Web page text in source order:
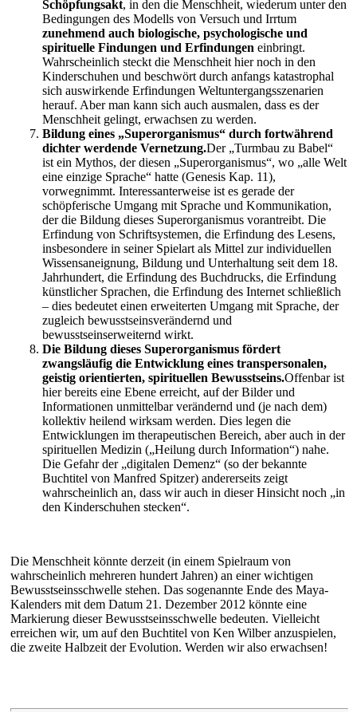
Schöpfungsakt, in den die Menschheit, wiederum unter den
Bedingungen des Modells von Versuch und Irrtum
zunehmend auch biologische, psychologische und
spirituelle Findungen und Erfindungen einbringt.
Wahrscheinlich steckt die Menschheit hier noch in den
Kinderschuhen und beschwört durch anfangs katastrophal
sich auswirkende Erfindungen Weltuntergangsszenarien
herauf. Aber man kann sich auch ausmalen, dass es der
Menschheit gelingt, erwachsen zu werden.
Bildung eines „Superorganismus“ durch fortwährend
dichter werdende Vernetzung.Der „Turmbau zu Babel“
ist ein Mythos, der diesen „Superorganismus“, wo „alle Welt
eine einzige Sprache“ hatte (Genesis Kap. 11),
vorwegnimmt. Interessanterweise ist es gerade der
schöpferische Umgang mit Sprache und Kommunikation,
der die Bildung dieses Superorganismus vorantreibt. Die
Erfindung von Schriftsystemen, die Erfindung des Lesens,
insbesondere in seiner Spielart als Mittel zur individuellen
Wissensaneignung, Bildung und Unterhaltung seit dem 18.
Jahrhundert, die Erfindung des Buchdrucks, die Erfindung
künstlicher Sprachen, die Erfindung des Internet schließlich
– dies bedeutet einen erweiterten Umgang mit Sprache, der
zugleich bewusstseinsverändernd und
bewusstseinserweiternd wirkt.
Die Bildung dieses Superorganismus fördert
zwangsläufig die Entwicklung eines transpersonalen,
geistig orientierten, spirituellen Bewusstseins.Offenbar ist
hier bereits eine Ebene erreicht, auf der Bilder und
Informationen unmittelbar verändernd und (je nach dem)
kollektiv heilend wirksam werden. Dies legen die
Entwicklungen im therapeutischen Bereich, aber auch in der
spirituellen Medizin („Heilung durch Information“) nahe.
Die Gefahr der „digitalen Demenz“ (so der bekannte
Buchtitel von Manfred Spitzer) andererseits zeigt
wahrscheinlich an, dass wir auch in dieser Hinsicht noch „in
den Kinderschuhen stecken“.
Die Menschheit könnte derzeit (in einem Spielraum von
wahrscheinlich mehreren hundert Jahren) an einer wichtigen
Bewusstseinsschwelle stehen. Das sogenannte Ende des Maya-
Kalenders mit dem Datum 21. Dezember 2012 könnte eine
Markierung dieser Bewusstseinsschwelle bedeuten. Vielleicht
erreichen wir, um auf den Buchtitel von Ken Wilber anzuspielen,
die zweite Halbzeit der Evolution. Werden wir also erwachsen!